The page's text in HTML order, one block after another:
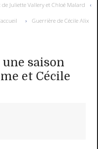
Juliette Vallery et Chloé Malard
Guerrière de Cécile Alix
saison
et Cécile